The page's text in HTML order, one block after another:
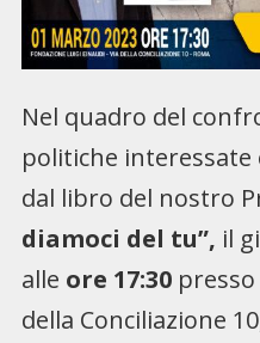
Nel quadro del
politiche
dal libro del nostro
diamoci del tu”, il
alle ore 17:30presso
della Conciliazione